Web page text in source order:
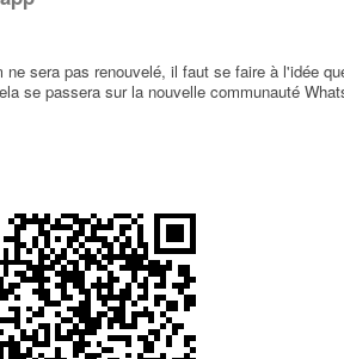
sera pas renouvelé, il faut se faire à l'idée
se passera sur la nouvelle communauté
Trufito
29p